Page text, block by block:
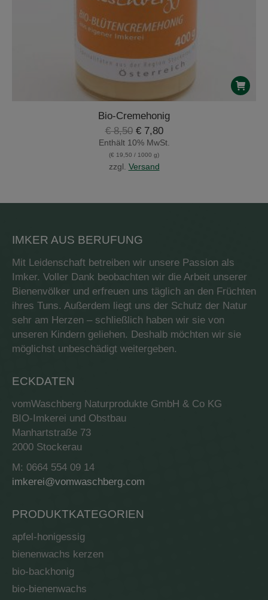
Bio-Cremehonig
€8,50 Ursprünglicher
Preis
war:
€ 8,50
€7,80Aktueller
Preis
Enthält 10% MwSt.
(€ 19,50 / 1000 g)
zzgl. Versand
IMKER AUS BERUFUNG
Mit Leidenschaft betreiben wir unsere Passion als
Imker. Voller Dank beobachten wir die Arbeit unserer
Bienenvölker und erfreuen uns täglich an den Früchten
ihres Tuns. Außerdem liegt uns der Schutz der Natur
sehr am Herzen – schließlich haben wir sie von
unseren Kindern geliehen. Deshalb möchten wir sie
möglichst unbeschädigt weitergeben.
ECKDATEN
vomWaschberg Naturprodukte GmbH & Co KG
BIO-Imkerei und Obstbau
Manhartstraße 73
2000 Stockerau
M: 0664 554 09 14
imkerei@vomwaschberg.com
PRODUKTKATEGORIEN
apfel-honigessig
bienenwachs kerzen
bio-backhonig
bio-bienenwachs